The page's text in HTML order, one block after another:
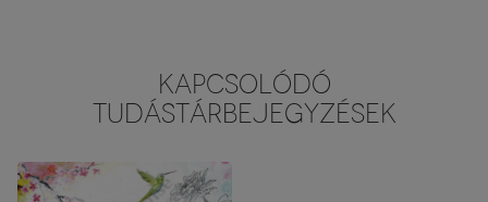
KAPCSOLÓDÓ
TUDÁSTÁRBEJEGYZÉSEK